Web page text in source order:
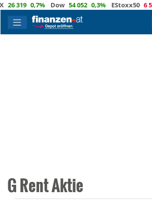
319 0,7% Dow 54 052 0,3% EStoxx50 6 524
G Rent Aktie